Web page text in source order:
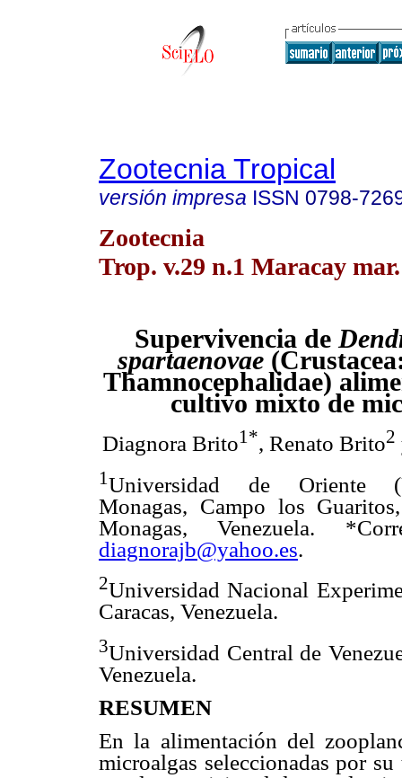
Zootecnia Tropical
versión impresa ISSN 0798-
Zootecnia
Trop. v.29 n.1 Maracay mar.
Supervivencia de
spartaenovae
Thamnocephalidae)
cultivo mixto de
Diagnora Brito1*, Renato Brito2
1Universidad de Oriente
Monagas, Campo los
Monagas, Venezuela.
diagnorajb@yahoo.es.
2Universidad Nacional
Caracas, Venezuela.
3Universidad Central de
Venezuela.
RESUMEN
En la alimentación del
microalgas seleccionadas por